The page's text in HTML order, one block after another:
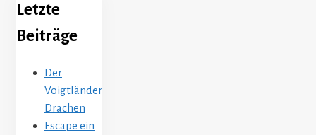
Letzte
Beiträge
Der
Voigtländer
Drachen
Escape ein